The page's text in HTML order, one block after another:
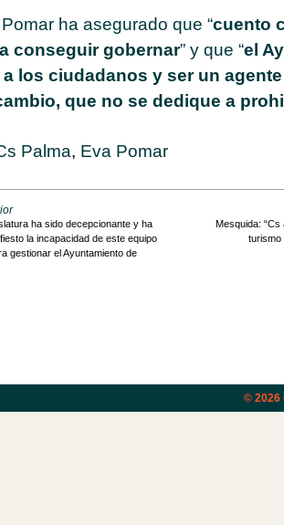
ha asegurado que “cuento
conseguir gobernar” y que “el
los ciudadanos y ser un
que no se dedique a
Palma, Eva Pomar
ha sido decepcionante y ha
la incapacidad de este equipo
gestionar el Ayuntamiento de
Mesquida:
turismo
© 2026